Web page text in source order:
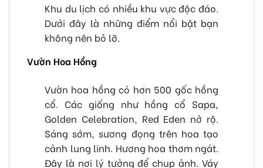
Khu du lịch có nhiều khu vực độc đáo.
Dưới đây là những điểm nổi bật bạn
không nên bỏ lỡ.
Vườn Hoa Hồng
Vườn hoa hồng có hơn 500 gốc hồng
cổ. Các giống như hồng cổ Sapa,
Golden Celebration, Red Eden nở rộ.
Sáng sớm, sương đọng trên hoa tạo
cảnh lung linh. Hương hoa thơm ngát.
Đây là nơi lý tưởng để chụp ảnh. Váy